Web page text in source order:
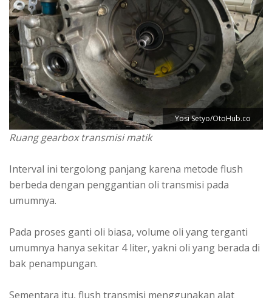
Yosi Setyo/OtoHub.co
Ruang gearbox transmisi matik
Interval ini tergolong panjang karena metode flush
berbeda dengan penggantian oli transmisi pada
umumnya.
Pada proses ganti oli biasa, volume oli yang terganti
umumnya hanya sekitar 4 liter, yakni oli yang berada di
bak penampungan.
Sementara itu, flush transmisi menggunakan alat